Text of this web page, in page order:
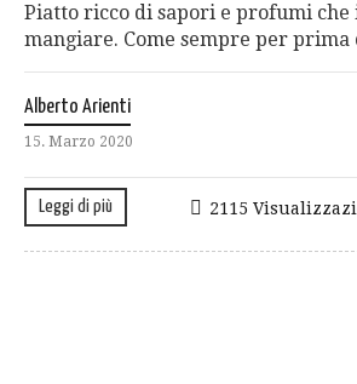
Piatto ricco di sapori e profumi che
mangiare. Come sempre per prima
Alberto Arienti
15. Marzo 2020
Leggi di più 2115